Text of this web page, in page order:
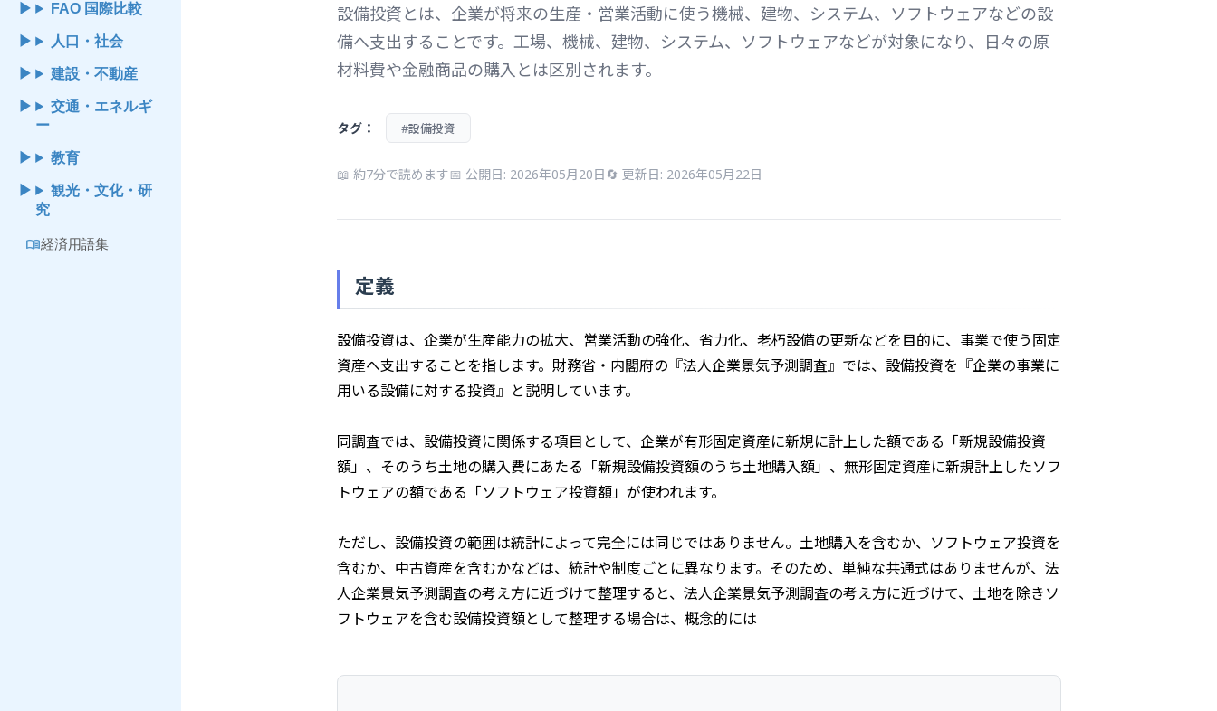
FAO 国際比較
人口・社会
建設・不動産
交通・エネルギ
ー
教育
観光・文化・研
究
menu_book経済用語集
設備投資とは、企業が将来の生産・営業活動に使う機械、建物、システム、ソフトウェアなどの設
備へ支出することです。工場、機械、建物、システム、ソフトウェアなどが対象になり、日々の原
材料費や金融商品の購入とは区別されます。
タグ： #設備投資
📖 約7分で読めます📅 公開日: 2026年05月20日 🔄 更新日: 2026年05月22日
定義
設備投資は、企業が生産能力の拡大、営業活動の強化、省力化、老朽設備の更新などを目的に、事業で使う固定
資産へ支出することを指します。財務省・内閣府の『法人企業景気予測調査』では、設備投資を『企業の事業に
用いる設備に対する投資』と説明しています。
同調査では、設備投資に関係する項目として、企業が有形固定資産に新規に計上した額である「新規設備投資
額」、そのうち土地の購入費にあたる「新規設備投資額のうち土地購入額」、無形固定資産に新規計上したソフ
トウェアの額である「ソフトウェア投資額」が使われます。
ただし、設備投資の範囲は統計によって完全には同じではありません。土地購入を含むか、ソフトウェア投資を
含むか、中古資産を含むかなどは、統計や制度ごとに異なります。そのため、単純な共通式はありませんが、法
人企業景気予測調査の考え方に近づけて整理すると、法人企業景気予測調査の考え方に近づけて、土地を除きソ
フトウェアを含む設備投資額として整理する場合は、概念的には